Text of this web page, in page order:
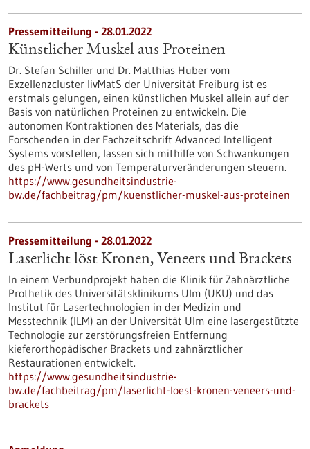
Pressemitteilung - 28.01.2022
Künstlicher Muskel aus Proteinen
Dr. Stefan Schiller und Dr. Matthias Huber vom
Exzellenzcluster livMatS der Universität Freiburg ist es
erstmals gelungen, einen künstlichen Muskel allein auf der
Basis von natürlichen Proteinen zu entwickeln. Die
autonomen Kontraktionen des Materials, das die
Forschenden in der Fachzeitschrift Advanced Intelligent
Systems vorstellen, lassen sich mithilfe von Schwankungen
des pH-Werts und von Temperaturveränderungen steuern.
https://www.gesundheitsindustrie-
bw.de/fachbeitrag/pm/kuenstlicher-muskel-aus-proteinen
Pressemitteilung - 28.01.2022
Laserlicht löst Kronen, Veneers und Brackets
In einem Verbundprojekt haben die Klinik für Zahnärztliche
Prothetik des Universitätsklinikums Ulm (UKU) und das
Institut für Lasertechnologien in der Medizin und
Messtechnik (ILM) an der Universität Ulm eine lasergestützte
Technologie zur zerstörungsfreien Entfernung
kieferorthopädischer Brackets und zahnärztlicher
Restaurationen entwickelt.
https://www.gesundheitsindustrie-
bw.de/fachbeitrag/pm/laserlicht-loest-kronen-veneers-und-
brackets